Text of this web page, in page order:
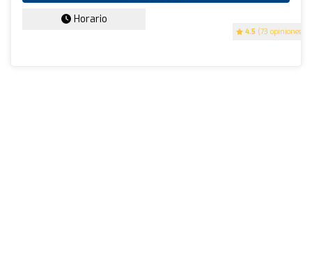
4.5 (73 opiniones)
Horario